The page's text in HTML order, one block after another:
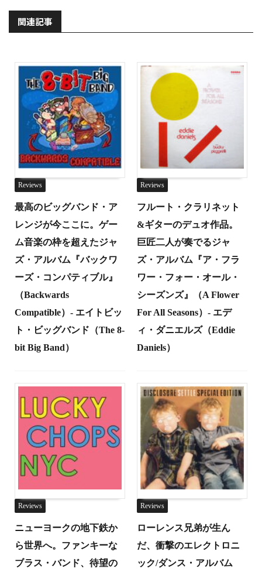
関連記事
Reviews
最高のビッグバンド・ア
レンジが今ここに。ゲー
ム音楽の枠を超えたジャ
ズ・アルバム『バックワ
ーズ・コンパティブル』
（Backwards
Compatible）- エイトビッ
ト・ビッグバンド（The 8-
bit Big Band）
Reviews
フルート・クラリネット
&ギターのデュオ作品。
巨匠二人が奏でるジャ
ズ・アルバム『ア・フラ
ワー・フォー・オール・
シーズンズ』（A Flower
For All Seasons）- エデ
ィ・ダニエルズ（Eddie
Daniels）
Reviews
ニューヨークの地下鉄か
ら世界へ。ファンキーな
ブラス・バンド、待望の
Reviews
ローレンス兄弟が生ん
だ、衝撃のエレクトロニ
ック/ダンス・アルバム